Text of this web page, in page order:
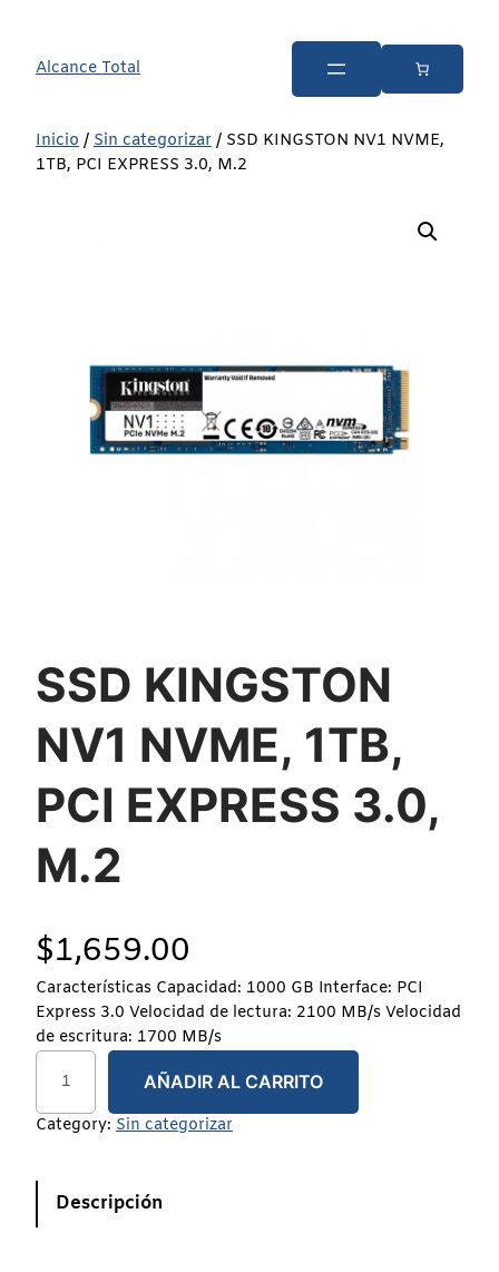
Alcance Total
Inicio / Sin categorizar / SSD KINGSTON NV1 NVME,
1TB, PCI EXPRESS 3.0, M.2
SSD KINGSTON
NV1 NVME, 1TB,
PCI EXPRESS 3.0,
M.2
$1,659.00
Características Capacidad: 1000 GB Interface: PCI
Express 3.0 Velocidad de lectura: 2100 MB/s Velocidad
de escritura: 1700 MB/s
AÑADIR AL CARRITO
Category: Sin categorizar
Descripción